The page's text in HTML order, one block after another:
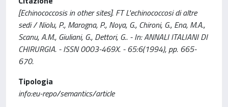
[Echinococcosis in other sites]. FT L'echinococcosi di altre
sedi / Niolu, P., Marogna, P., Noya, G., Chironi, G., Ena, M.A.,
Scanu, A.M., Giuliani, G., Dettori, G.. - In: ANNALI ITALIANI DI
CHIRURGIA. - ISSN 0003-469X. - 65:6(1994), pp. 665-
670.
Tipologia
info:eu-repo/semantics/article